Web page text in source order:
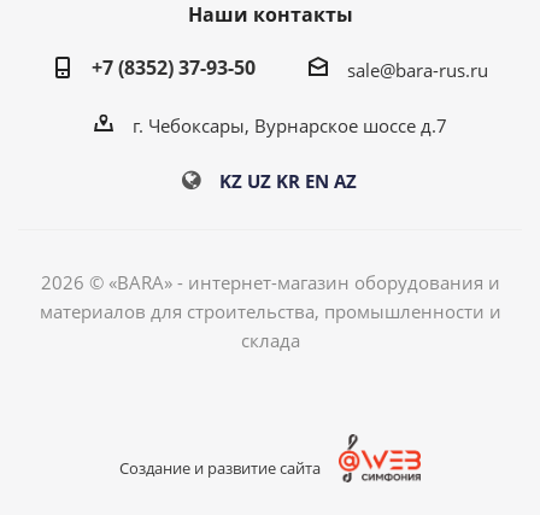
Наши контакты
+7 (8352) 37-93-50
sale@bara-rus.ru
г. Чебоксары, Вурнарское шоссе д.7
KZ UZ KR EN AZ
2026 © «BARA» - интернет-магазин оборудования и
материалов для строительства, промышленности и
склада
Создание и развитие сайта